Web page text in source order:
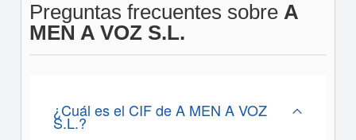
Preguntas frecuentes sobre A
MEN A VOZ S.L.
¿Cuál es el CIF de A MEN A VOZ
S.L.?